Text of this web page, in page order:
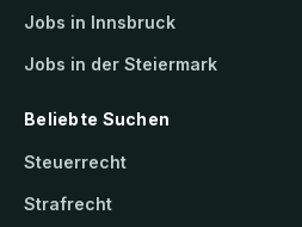
Jobs in Innsbruck
Jobs in der Steiermark
Beliebte Suchen
Steuerrecht
Strafrecht